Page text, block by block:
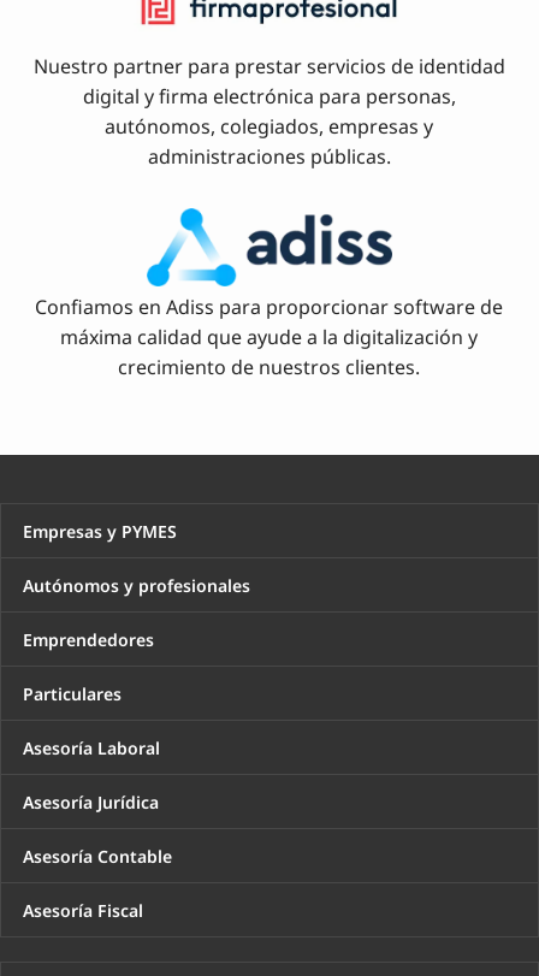
Nuestro partner para prestar servicios de identidad
digital y firma electrónica para personas,
autónomos, colegiados, empresas y
administraciones públicas.
Confiamos en Adiss para proporcionar software de
máxima calidad que ayude a la digitalización y
crecimiento de nuestros clientes.
Empresas y PYMES
Autónomos y profesionales
Emprendedores
Particulares
Asesoría Laboral
Asesoría Jurídica
Asesoría Contable
Asesoría Fiscal